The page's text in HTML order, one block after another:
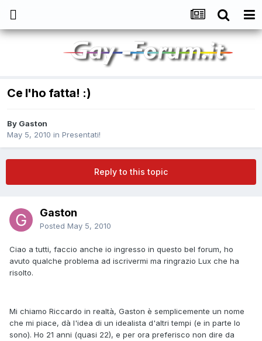
Ce l'ho fatta! :)
By Gaston
May 5, 2010 in Presentati!
Reply to this topic
Gaston
Posted May 5, 2010
Ciao a tutti, faccio anche io ingresso in questo bel forum, ho
avuto qualche problema ad iscrivermi ma ringrazio Lux che ha
risolto.
Mi chiamo Riccardo in realtà, Gaston è semplicemente un nome
che mi piace, dà l'idea di un idealista d'altri tempi (e in parte lo
sono). Ho 21 anni (quasi 22), e per ora preferisco non dire da